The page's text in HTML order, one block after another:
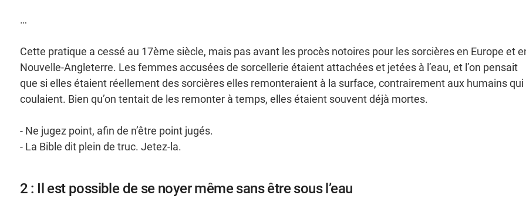
…
Cette pratique a cessé au 17ème siècle, mais pas avant les procès notoires pour les sorcières en Europe et
Nouvelle-Angleterre. Les femmes accusées de sorcellerie étaient attachées et jetées à l’eau, et l’on pensait
que si elles étaient réellement des sorcières elles remonteraient à la surface, contrairement aux humains qui
coulaient. Bien qu’on tentait de les remonter à temps, elles étaient souvent déjà mortes.
- Ne jugez point, afin de n’être point jugés.
- La Bible dit plein de truc. Jetez-la.
2 : Il est possible de se noyer même sans être sous l’eau